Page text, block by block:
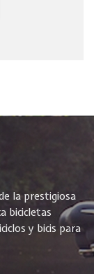
la prestigiosa
bicicletas
y bicis para